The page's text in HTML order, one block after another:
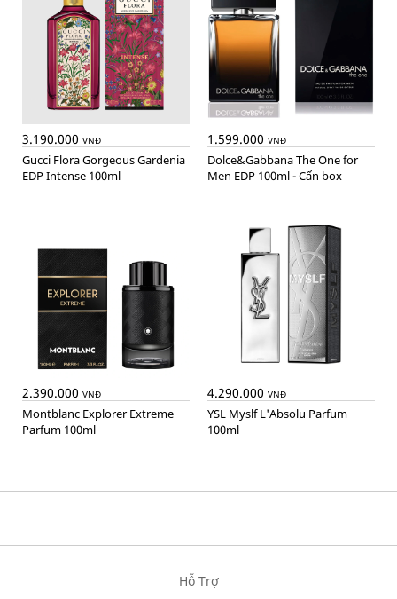
3.190.000 VNĐ
Gucci Flora Gorgeous Gardenia
EDP Intense 100ml
1.599.000 VNĐ
Dolce&Gabbana The One for
Men EDP 100ml - Cấn box
2.390.000 VNĐ
Montblanc Explorer Extreme
Parfum 100ml
4.290.000 VNĐ
YSL Myslf L'Absolu Parfum
100ml
Hỗ Trợ